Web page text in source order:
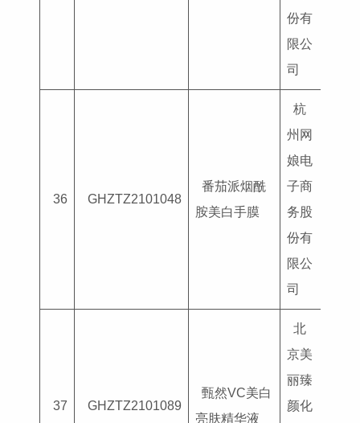
份有
限公
司
36 GHZTZ2101048
番茄派烟酰
胺美白手膜
杭
州网
娘电
子商
务股
份有
限公
司
37 GHZTZ2101089
甄然VC美白
亮肤精华液
北
京美
丽臻
颜化